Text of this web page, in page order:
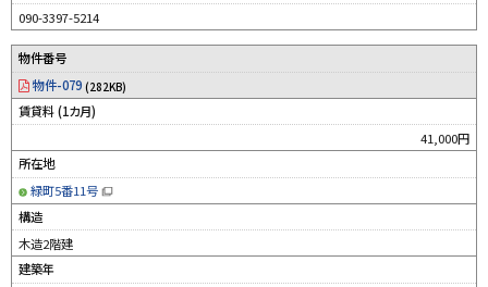
090-3397-5214
物件番号
物件-079 (282KB)
賃貸料 (1カ月)
41,000円
所在地
緑町5番11号
（
規
ン
構造
木造2階建
建築年